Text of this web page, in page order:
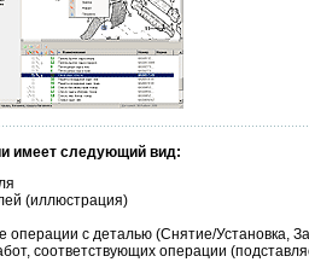
имеет следующий вид:
(иллюстрация)
с деталью (Снятие/Установка,
соответствующих операции